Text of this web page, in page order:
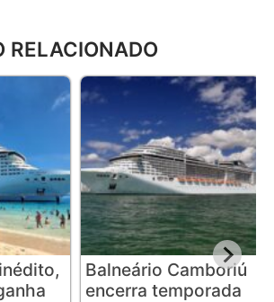
RELACIONADO
Balneário Camboriú
encerra temporada